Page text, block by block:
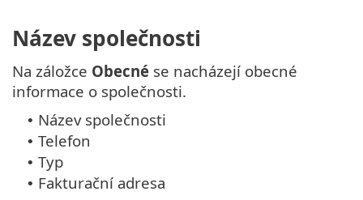
Název společnosti
Na záložce Obecné se nacházejí obecné
informace o společnosti.
• Název společnosti
• Telefon
• Typ
• Fakturační adresa